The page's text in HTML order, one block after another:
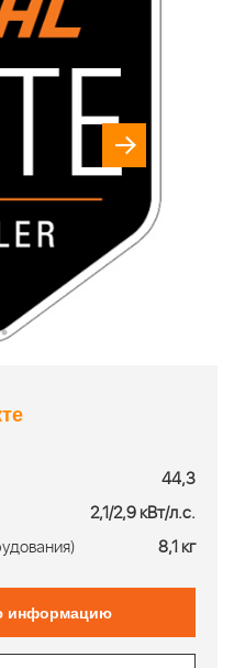
44,3
2,1/2,9 кВт/л.с.
8,1 кг
информацию